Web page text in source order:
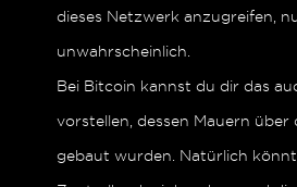
dieses Netzwerk anzugreifen,
unwahrscheinlich.
Bei Bitcoin kannst du dir das
vorstellen, dessen Mauern über
gebaut wurden. Natürlich